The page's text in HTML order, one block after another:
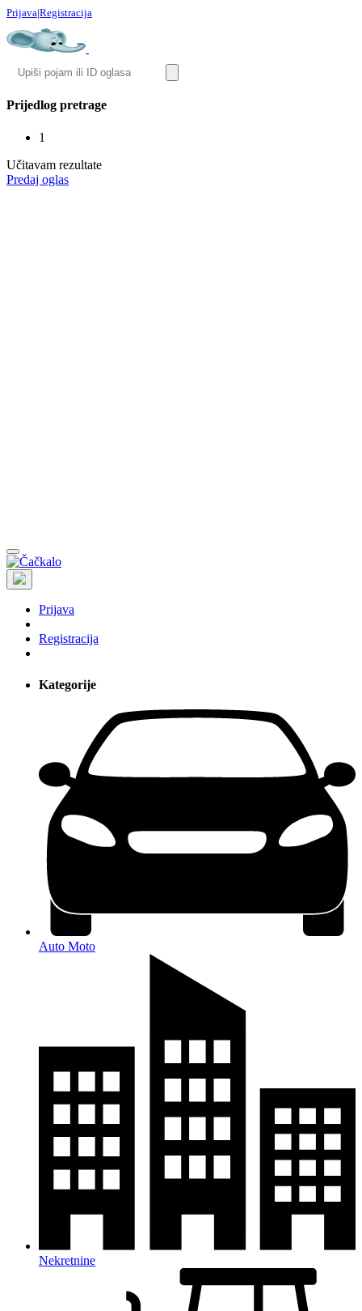
Prijava|Registracija
Prijedlog pretrage
1
Učitavam rezultate
Predaj oglas
Prijava
Registracija
Kategorije
Auto Moto
Nekretnine